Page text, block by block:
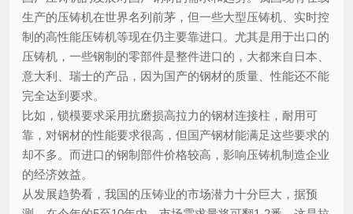
生产的压铸机在世界名列前茅，但一些大型压铸机、实时控
制的高性能压铸机等现在仍主要靠进口。尤其是用于出口的
压铸机，一些钢制的零部件是整件进口的，大都来自日本、
意大利、瑞士的产品，因为国产的钢材的质量、性能还不能
完全达到要求。
比如，锁模要求采用抗磨损高拉力的钢材连接柱，耐用可
靠，对钢材的性能要求很高，但国产钢材能满足这些要求的
却不多。而进口的钢制部件价格较高，影响压铸机制造企业
的经济效益。
从发展趋势看，我国的压铸业的市场潜力十分巨大，据预